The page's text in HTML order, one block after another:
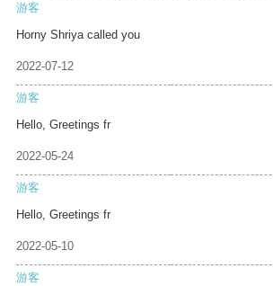
游客
Horny Shriya called you
2022-07-12
游客
Hello, Greetings fr
2022-05-24
游客
Hello, Greetings fr
2022-05-10
游客